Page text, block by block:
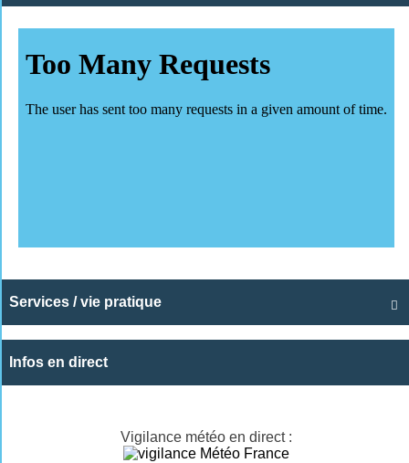

Services / vie pratique
Infos en direct
Vigilance météo en direct :